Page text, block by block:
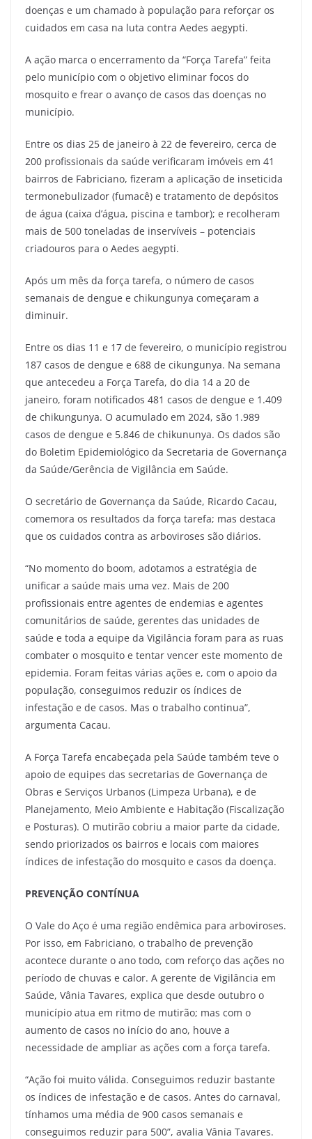
doenças e um chamado à população para reforçar os
cuidados em casa na luta contra Aedes aegypti.
A ação marca o encerramento da “Força Tarefa” feita
pelo município com o objetivo eliminar focos do
mosquito e frear o avanço de casos das doenças no
município.
Entre os dias 25 de janeiro à 22 de fevereiro, cerca de
200 profissionais da saúde verificaram imóveis em 41
bairros de Fabriciano, fizeram a aplicação de inseticida
termonebulizador (fumacê) e tratamento de depósitos
de água (caixa d’água, piscina e tambor); e recolheram
mais de 500 toneladas de inservíveis – potenciais
criadouros para o Aedes aegypti.
Após um mês da força tarefa, o número de casos
semanais de dengue e chikungunya começaram a
diminuir.
Entre os dias 11 e 17 de fevereiro, o município registrou
187 casos de dengue e 688 de cikungunya. Na semana
que antecedeu a Força Tarefa, do dia 14 a 20 de
janeiro, foram notificados 481 casos de dengue e 1.409
de chikungunya. O acumulado em 2024, são 1.989
casos de dengue e 5.846 de chikununya. Os dados são
do Boletim Epidemiológico da Secretaria de Governança
da Saúde/Gerência de Vigilância em Saúde.
O secretário de Governança da Saúde, Ricardo Cacau,
comemora os resultados da força tarefa; mas destaca
que os cuidados contra as arboviroses são diários.
“No momento do boom, adotamos a estratégia de
unificar a saúde mais uma vez. Mais de 200
profissionais entre agentes de endemias e agentes
comunitários de saúde, gerentes das unidades de
saúde e toda a equipe da Vigilância foram para as ruas
combater o mosquito e tentar vencer este momento de
epidemia. Foram feitas várias ações e, com o apoio da
população, conseguimos reduzir os índices de
infestação e de casos. Mas o trabalho continua”,
argumenta Cacau.
A Força Tarefa encabeçada pela Saúde também teve o
apoio de equipes das secretarias de Governança de
Obras e Serviços Urbanos (Limpeza Urbana), e de
Planejamento, Meio Ambiente e Habitação (Fiscalização
e Posturas). O mutirão cobriu a maior parte da cidade,
sendo priorizados os bairros e locais com maiores
índices de infestação do mosquito e casos da doença.
PREVENÇÃO CONTÍNUA
O Vale do Aço é uma região endêmica para arboviroses.
Por isso, em Fabriciano, o trabalho de prevenção
acontece durante o ano todo, com reforço das ações no
período de chuvas e calor. A gerente de Vigilância em
Saúde, Vânia Tavares, explica que desde outubro o
município atua em ritmo de mutirão; mas com o
aumento de casos no início do ano, houve a
necessidade de ampliar as ações com a força tarefa.
“Ação foi muito válida. Conseguimos reduzir bastante
os índices de infestação e de casos. Antes do carnaval,
tínhamos uma média de 900 casos semanais e
conseguimos reduzir para 500”, avalia Vânia Tavares.